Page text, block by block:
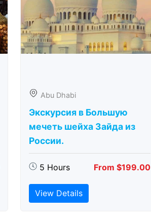
Abu Dhabi
Экскурсия в Большую
мечеть шейха Зайда из
России.
5 Hours From $199.00
View Details